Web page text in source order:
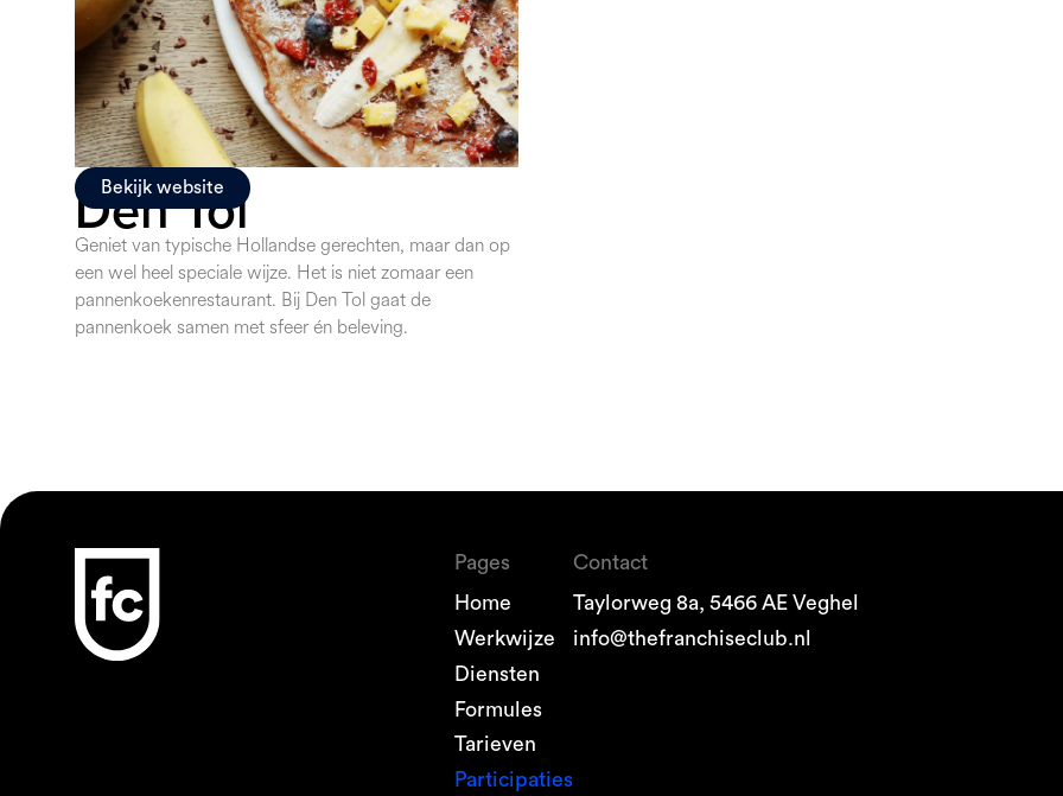
Bekijk website
Den Tol
Geniet van typische Hollandse gerechten, maar dan op
een wel heel speciale wijze. Het is niet zomaar een
pannenkoekenrestaurant. Bij Den Tol gaat de
pannenkoek samen met sfeer én beleving.
Pages
Home
Werkwijze
Diensten
Formules
Tarieven
Participaties
Contact
Taylorweg 8a, 5466 AE Veghel
info@thefranchiseclub.nl